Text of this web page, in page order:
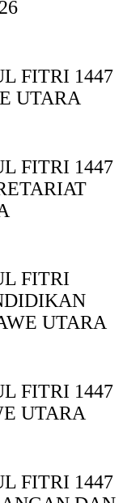
FITRI 1447
UTARA
FITRI 1447
FITRI
UTARA
FITRI 1447
UTARA
FITRI 1447